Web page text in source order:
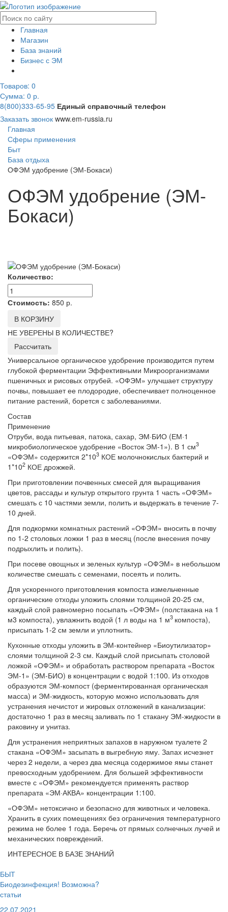
Главная
Магазин
База знаний
Бизнес с ЭМ
Товаров: 0
Сумма: 0 р.
8(800)333-65-95 Единый справочный телефон
Заказать звонок www.em-russia.ru
Главная
Сферы применения
Быт
База отдыха
ОФЭМ удобрение (ЭМ-Бокаси)
ОФЭМ удобрение (ЭМ-
Бокаси)
Количество:
Стоимость: 850 р.
В КОРЗИНУ
НЕ УВЕРЕНЫ В КОЛИЧЕСТВЕ?
Рассчитать
Универсальное органическое удобрение производится путем
глубокой ферментации Эффективными Микроорганизмами
пшеничных и рисовых отрубей. «ОФЭМ» улучшает структуру
почвы, повышает ее плодородие, обеспечивает полноценное
питание растений, борется с заболеваниями.
Состав
Применение
Отруби, вода питьевая, патока, сахар, ЭМ·БИО (ЕМ·1
микробиологическое удобрение «Восток ЭМ-1»). В 1 см3
«ОФЭМ» содержится 2*103 КОЕ молочнокислых бактерий и
1*102 КОЕ дрожжей.
При приготовлении почвенных смесей для выращивания
цветов, рассады и культур открытого грунта 1 часть «ОФЭМ»
смешать с 10 частями земли, полить и выдержать в течение 7-
10 дней.
Для подкормки комнатных растений «ОФЭМ» вносить в почву
по 1-2 столовых ложки 1 раз в месяц (после внесения почву
подрыхлить и полить).
При посеве овощных и зеленых культур «ОФЭМ» в небольшом
количестве смешать с семенами, посеять и полить.
Для ускоренного приготовления компоста измельченные
органические отходы уложить слоями толщиной 20-25 см,
каждый слой равномерно посыпать «ОФЭМ» (полстакана на 1
м3 компоста), увлажнить водой (1 л воды на 1 м3 компоста),
присыпать 1-2 см земли и уплотнить.
Кухонные отходы уложить в ЭМ-контейнер «Биоутилизатор»
слоями толщиной 2-3 см. Каждый слой присыпать столовой
ложкой «ОФЭМ» и обработать раствором препарата «Восток
ЭМ-1» (ЭМ-БИО) в концентрации с водой 1:100. Из отходов
образуются ЭМ-компост (ферментированная органическая
масса) и ЭМ-жидкость, которую можно использовать для
устранения нечистот и жировых отложений в канализации:
достаточно 1 раз в месяц заливать по 1 стакану ЭМ-жидкости в
раковину и унитаз.
Для устранения неприятных запахов в наружном туалете 2
стакана «ОФЭМ» засыпать в выгребную яму. Запах исчезнет
через 2 недели, а через два месяца содержимое ямы станет
превосходным удобрением. Для большей эффективности
вместе с «ОФЭМ» рекомендуется применять раствор
препарата «ЭМ·АКВА» концентрации 1:100.
«ОФЭМ» нетоксично и безопасно для животных и человека.
Хранить в сухих помещениях без ограничения температурного
режима не более 1 года. Беречь от прямых солнечных лучей и
механических повреждений.
ИНТЕРЕСНОЕ В БАЗЕ ЗНАНИЙ
БЫТ
Биодезинфекция! Возможна?
статьи
22.07.2021